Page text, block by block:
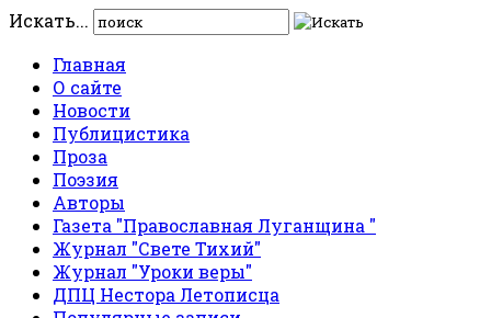
Искать...
Главная
О сайте
Новости
Публицистика
Проза
Поэзия
Авторы
Газета "Православная Луганщина "
Журнал "Свете Тихий"
Журнал "Уроки веры"
ДПЦ Нестора Летописца